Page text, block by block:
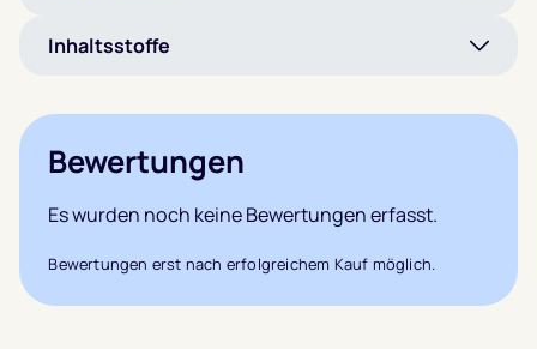
Inhaltsstoffe
Bewertungen
Es wurden noch keine Bewertungen erfasst.
Bewertungen erst nach erfolgreichem Kauf möglich.